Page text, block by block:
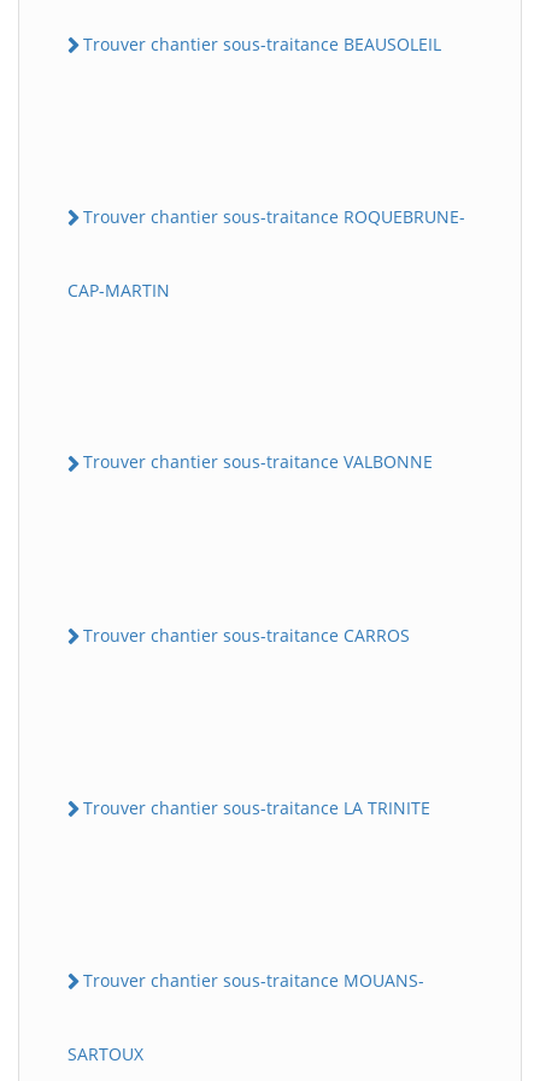
Trouver chantier sous-traitance BEAUSOLEIL
Trouver chantier sous-traitance ROQUEBRUNE-
CAP-MARTIN
Trouver chantier sous-traitance VALBONNE
Trouver chantier sous-traitance CARROS
Trouver chantier sous-traitance LA TRINITE
Trouver chantier sous-traitance MOUANS-
SARTOUX